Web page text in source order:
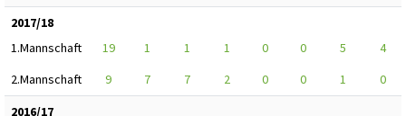
2017/18
1.Mannschaft
19 1 1 1 0 0 5
4
2.Mannschaft
9 7 7 2 0 0 1
0
2016/17